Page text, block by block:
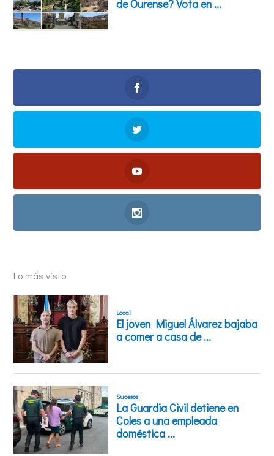
Lo más visto